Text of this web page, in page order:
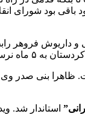
و داریوش فروهر
ماه نرسید.
بنی صدر وی